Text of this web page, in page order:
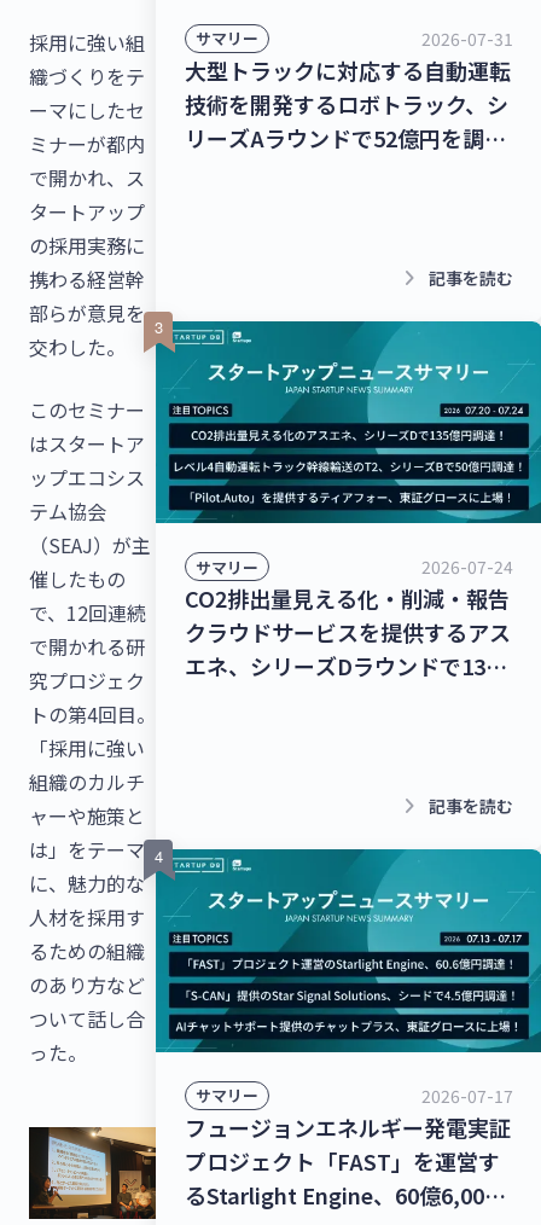
採用に強い組
織づくりをテ
ーマにしたセ
ミナーが都内
で開かれ、ス
タートアップ
の採用実務に
携わる経営幹
部らが意見を
交わした。
このセミナー
はスタートア
ップエコシス
テム協会
（SEAJ）が主
催したもの
で、12回連続
で開かれる研
究プロジェク
トの第4回目。
「採用に強い
組織のカルチ
ャーや施策と
は」をテーマ
に、魅力的な
人材を採用す
るための組織
のあり方など
ついて話し合
った。
サマリー 2026-07-31
大型トラックに対応する自動運転
技術を開発するロボトラック、シ
リーズAラウンドで52億円を調
達！【最新スタートアップニュー
keyboard_arrow_right 記事を読む
サマリー 2026-07-24
CO2排出量見える化・削減・報告
クラウドサービスを提供するアス
エネ、シリーズDラウンドで135
円を調達！【最新スタートアップ
keyboard_arrow_right 記事を読む
サマリー 2026-07-17
フュージョンエネルギー発電実証
プロジェクト「FAST」を運営す
るStarlight Engine、60億6,000